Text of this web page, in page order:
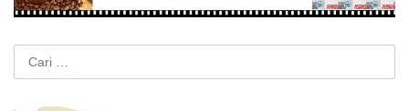
Cari
untuk: